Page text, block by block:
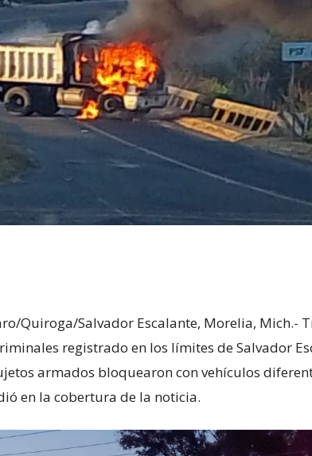
Quiroga/Salvador Escalante, Morelia, Mich.-
registrado en los límites de Salvador
armados bloquearon con vehículos
en la cobertura de la noticia.